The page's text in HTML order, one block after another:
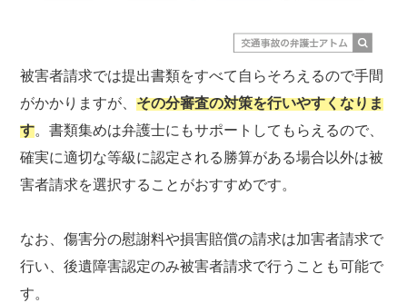
被害者請求では提出書類をすべて自らそろえるので手間
がかかりますが、 その分審査の対策を行いやすくなりま
す。書類集めは弁護士にもサポートしてもらえるので、
確実に適切な等級に認定される勝算がある場合以外は被
害者請求を選択することがおすすめです。
なお、傷害分の慰謝料や損害賠償の請求は加害者請求で
行い、後遺障害認定のみ被害者請求で行うことも可能で
す。